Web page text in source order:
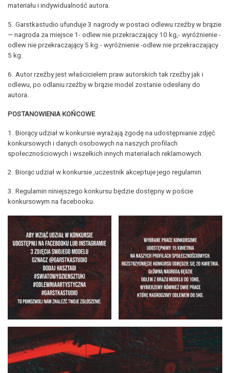
materiału i indywidualność autora.
5. Garstkastudio ufunduje 3 nagrody w postaci odlewu rzeźby w brązie
— nagroda za miejsce 1- odlew nie przekraczający 10 kg,- wyróżnienie -
odlew nie przekraczający 5 kg.- wyróżnienie -odlew nie przekraczający
5 kg.
6. Autor rzeźby jest właścicielem praw autorskich tak rzeźby jak i
odlewu, po odlaniu rzeźby w brązie model zostanie odesłany do
autora.
POSTANOWIENIA KOŃCOWE
1. Biorący udział w konkursie wyrażają zgodę na udostępnianie zdjęć
konkursowych i danych osobowych na naszych profilach
społecznościowych i wszelkich innych materiałach reklamowych.
2. Biorąc udział w konkursie ,uczestnik akceptuje jego regulamin.
3. Regulamin niniejszego konkursu będzie dostępny w poście
konkursowym na facebooku.